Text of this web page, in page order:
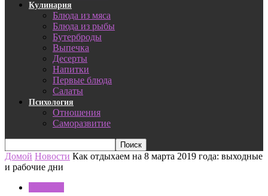
Кулинария
Блюда из мяса
Блюда из рыбы
Бутерброды
Выпечка
Десерты
Напитки
Первые блюда
Салаты
Психология
Отношения
Саморазвитие
Домой Новости Как отдыхаем на 8 марта 2019 года: выходные
и рабочие дни